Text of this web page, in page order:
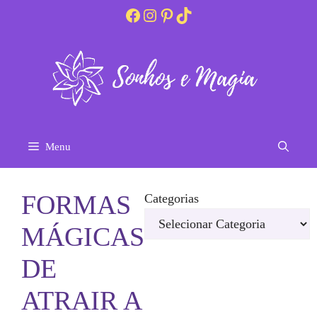
Facebook
Instagram
Pinterest
TikTok
Menu
FORMAS
MÁGICAS
DE
ATRAIR A
Categorias